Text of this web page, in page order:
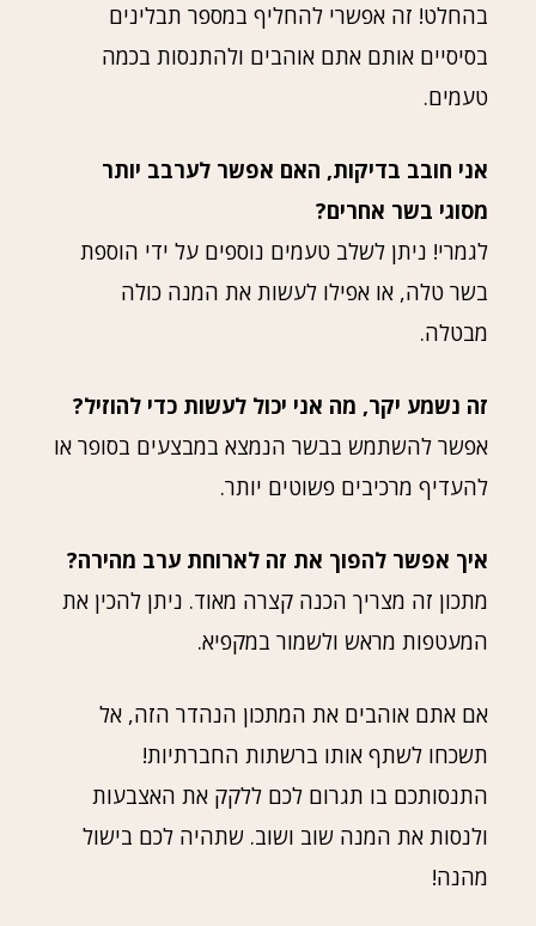
בהחלט! זה אפשרי להחליף במספר תבלינים
בסיסיים אותם אתם אוהבים ולהתנסות בכמה
טעמים.
אני חובב בדיקות, האם אפשר לערבב יותר
מסוגי בשר אחרים?
לגמרי! ניתן לשלב טעמים נוספים על ידי הוספת
בשר טלה, או אפילו לעשות את המנה כולה
מבטלה.
זה נשמע יקר, מה אני יכול לעשות כדי להוזיל?
אפשר להשתמש בבשר הנמצא במבצעים בסופר או
להעדיף מרכיבים פשוטים יותר.
איך אפשר להפוך את זה לארוחת ערב מהירה?
מתכון זה מצריך הכנה קצרה מאוד. ניתן להכין את
המעטפות מראש ולשמור במקפיא.
אם אתם אוהבים את המתכון הנהדר הזה, אל
תשכחו לשתף אותו ברשתות החברתיות!
התנסותכם בו תגרום לכם ללקק את האצבעות
ולנסות את המנה שוב ושוב. שתהיה לכם בישול
מהנה!